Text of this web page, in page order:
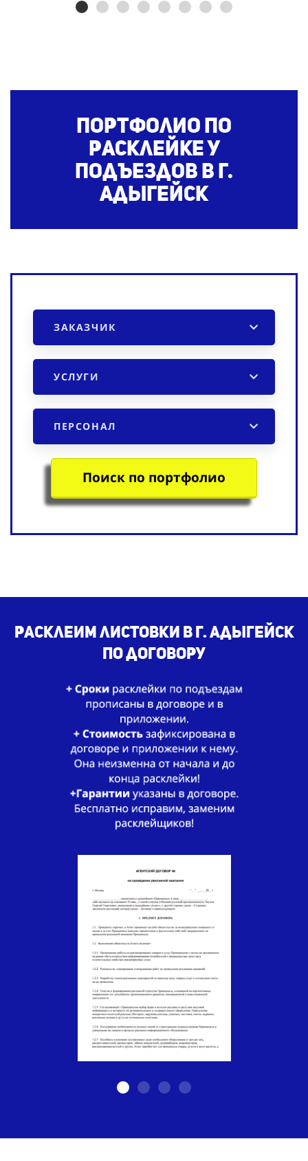
Портфолио по
расклейке у
подъездовв г.
Адыгейск
ЗАКАЗЧИК
УСЛУГИ
ПЕРСОНАЛ
Поиск по портфолио
Расклеим листовки в г. Адыгейск
по договору